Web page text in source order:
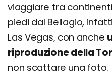
viaggiare tra
piedi dal Bellagio,
Las Vegas, con anche
riproduzione della
non scattare una foto.